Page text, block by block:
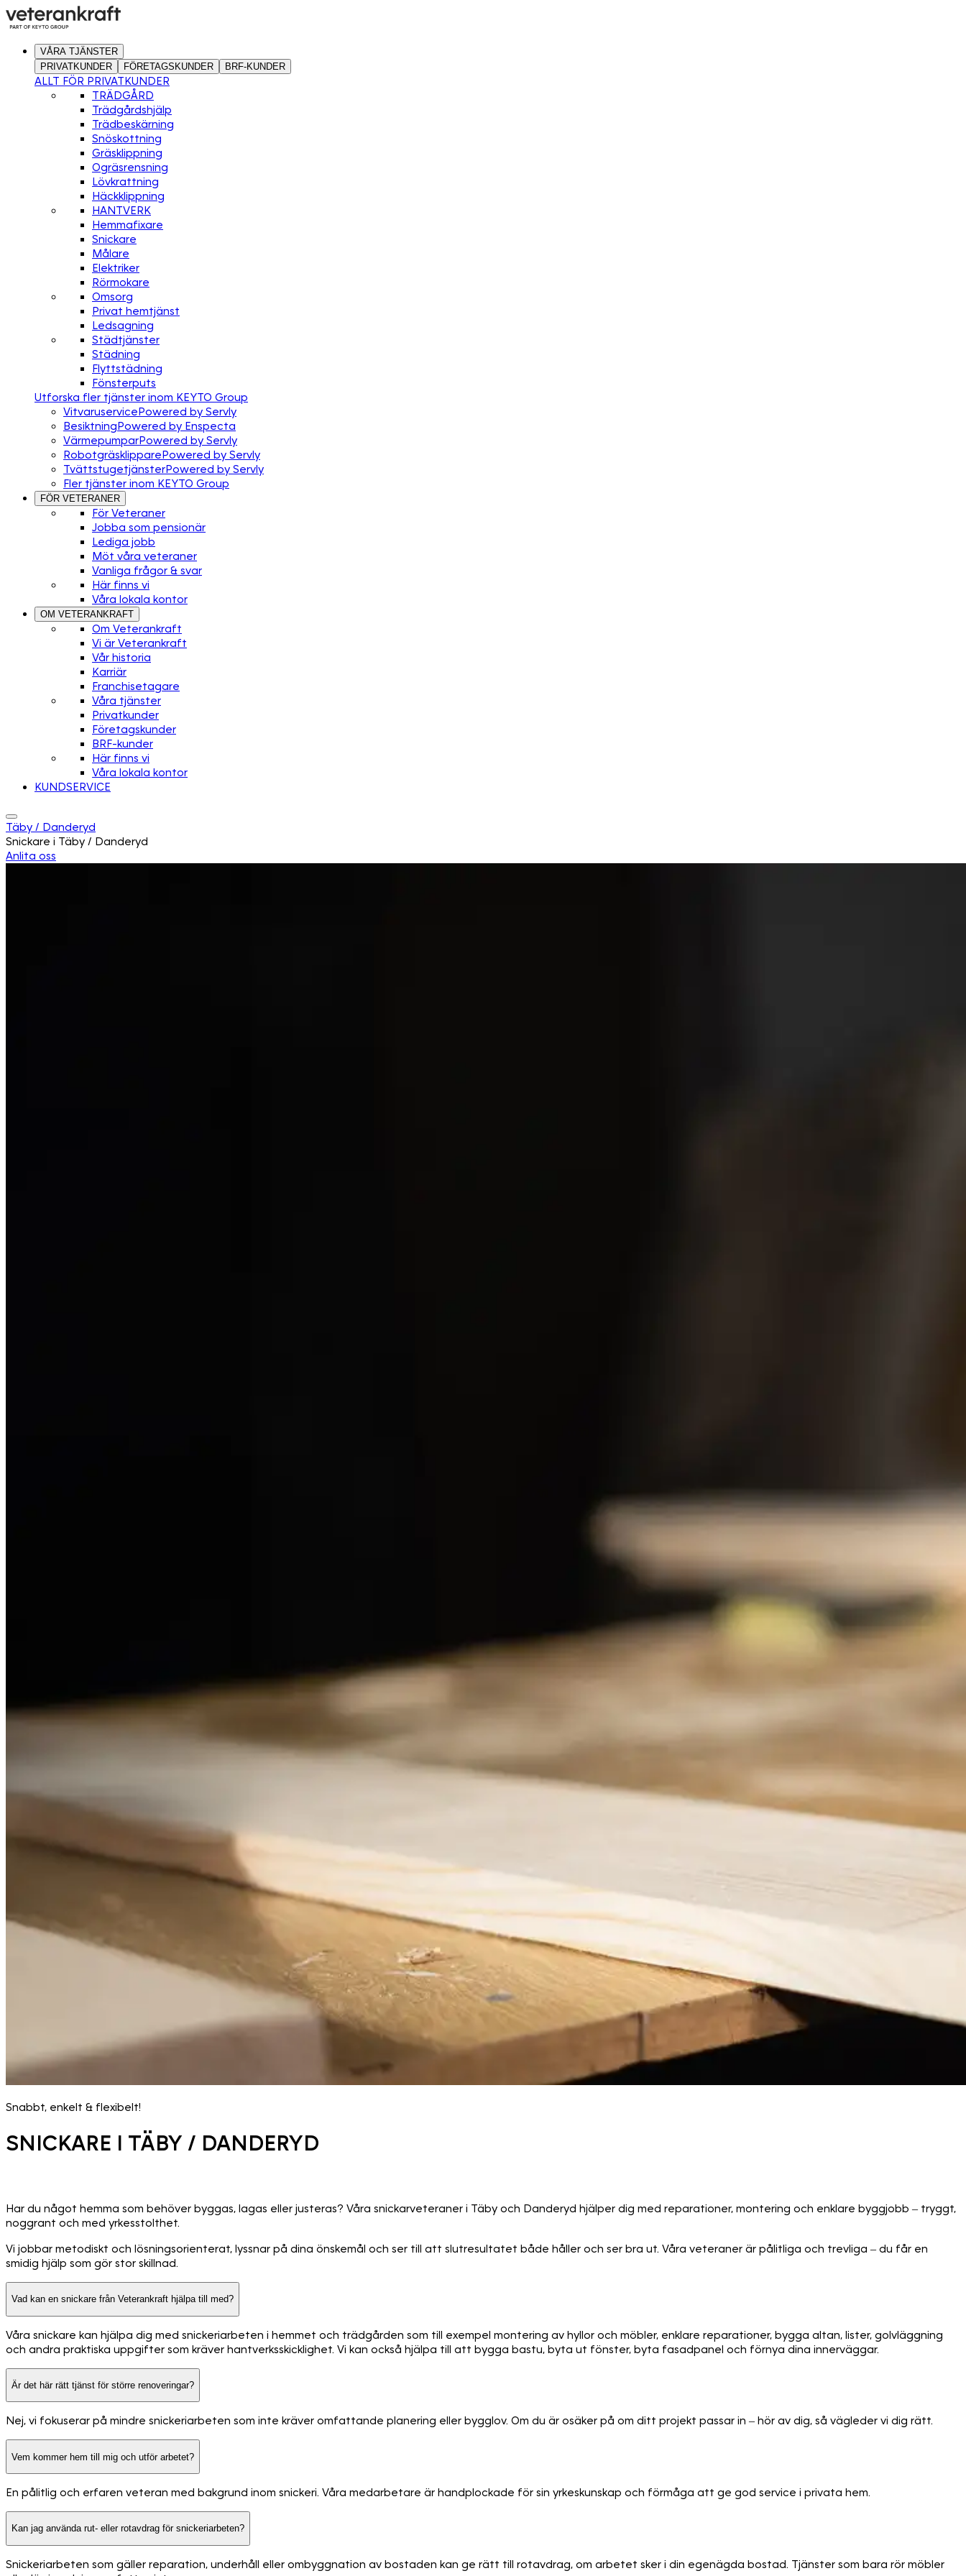
VÅRA TJÄNSTER
PRIVATKUNDER
FÖRETAGSKUNDER BRF-KUNDER
ALLT FÖR PRIVATKUNDER
TRÄDGÅRD
Trädgårdshjälp
Trädbeskärning
Snöskottning
Gräsklippning
Ogräsrensning
Lövkrattning
Häckklippning
HANTVERK
Hemmafixare
Snickare
Målare
Elektriker
Rörmokare
Omsorg
Privat hemtjänst
Ledsagning
Städtjänster
Städning
Flyttstädning
Fönsterputs
Utforska fler tjänster inom KEYTO Group
VitvaruservicePowered by Servly
BesiktningPowered by Enspecta
VärmepumparPowered by Servly
RobotgräsklipparePowered by Servly
TvättstugetjänsterPowered by Servly
Fler tjänster inom KEYTO Group
FÖR VETERANER
För Veteraner
Jobba som pensionär
Lediga jobb
Möt våra veteraner
Vanliga frågor & svar
Här finns vi
Våra lokala kontor
OM VETERANKRAFT
Om Veterankraft
Vi är Veterankraft
Vår historia
Karriär
Franchisetagare
Våra tjänster
Privatkunder
Företagskunder
BRF-kunder
Här finns vi
Våra lokala kontor
KUNDSERVICE
Täby / Danderyd
Snickare i Täby / Danderyd
Anlita oss
Snabbt, enkelt & flexibelt!
SNICKARE I TÄBY / DANDERYD
Har du något hemma som behöver byggas, lagas eller justeras? Våra snickarveteraner i Täby och Danderyd hjälper dig med reparationer, montering och enklare byggjobb – tryggt,
noggrant och med yrkesstolthet.
Vi jobbar metodiskt och lösningsorienterat, lyssnar på dina önskemål och ser till att slutresultatet både håller och ser bra ut. Våra veteraner är pålitliga och trevliga – du får en
smidig hjälp som gör stor skillnad.
Vad kan en snickare från Veterankraft hjälpa till med?
Våra snickare kan hjälpa dig med snickeriarbeten i hemmet och trädgården som till exempel montering av hyllor och möbler, enklare reparationer, bygga altan, lister, golvläggning
och andra praktiska uppgifter som kräver hantverksskicklighet. Vi kan också hjälpa till att bygga bastu, byta ut fönster, byta fasadpanel och förnya dina innerväggar.
Är det här rätt tjänst för större renoveringar?
Nej, vi fokuserar på mindre snickeriarbeten som inte kräver omfattande planering eller bygglov. Om du är osäker på om ditt projekt passar in – hör av dig, så vägleder vi dig rätt.
Vem kommer hem till mig och utför arbetet?
En pålitlig och erfaren veteran med bakgrund inom snickeri. Våra medarbetare är handplockade för sin yrkeskunskap och förmåga att ge god service i privata hem.
Kan jag använda rut- eller rotavdrag för snickeriarbeten?
Snickeriarbeten som gäller reparation, underhåll eller ombyggnation av bostaden kan ge rätt till rotavdrag, om arbetet sker i din egenägda bostad. Tjänster som bara rör möbler